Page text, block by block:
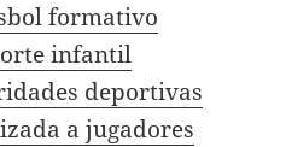
formativo
infantil
deportivas
a jugadores